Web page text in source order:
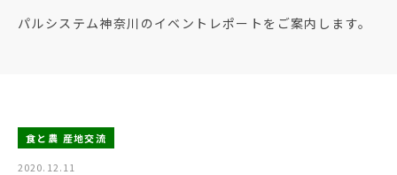
パルシステム神奈川のイベントレポートをご案内します。
食と農 産地交流
2020.12.11